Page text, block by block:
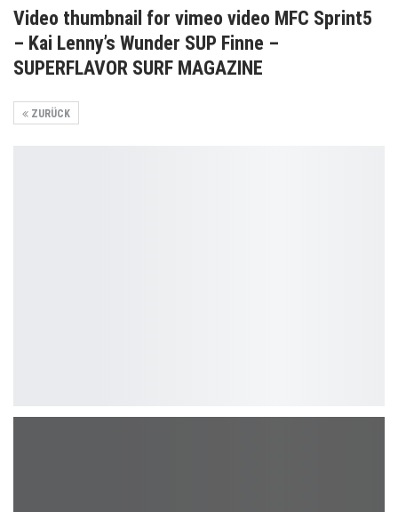
Video thumbnail for vimeo video MFC Sprint5
– Kai Lenny’s Wunder SUP Finne –
SUPERFLAVOR SURF MAGAZINE
ZURÜCK